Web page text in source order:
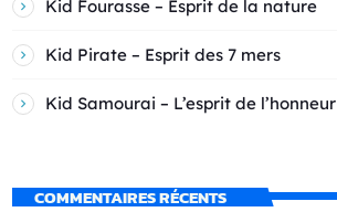
Kid Fourasse – Esprit de la nature
Kid Pirate – Esprit des 7 mers
Kid Samourai – L’esprit de l’honneur
COMMENTAIRES RÉCENTS